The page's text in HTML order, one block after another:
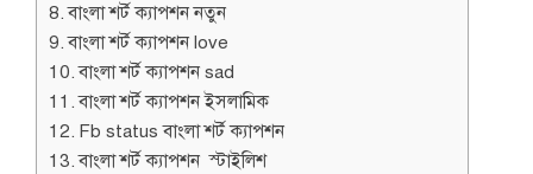
বাংলা শর্ট ক্যাপশন নতুন
বাংলা শর্ট ক্যাপশন love
বাংলা শর্ট ক্যাপশন sad
বাংলা শর্ট ক্যাপশন ইসলামিক
Fb status বাংলা শর্ট ক্যাপশন
বাংলা শর্ট ক্যাপশন স্টাইলিশ